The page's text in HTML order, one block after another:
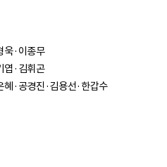
욱·이종무
엽·김휘곤
·공경진·김용선·한갑수